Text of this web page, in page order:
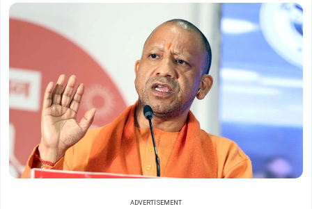
ADVERTISEMENT